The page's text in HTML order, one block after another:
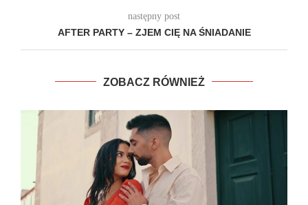
następny post
AFTER PARTY – ZJEM CIĘ NA ŚNIADANIE
ZOBACZ RÓWNIEŻ